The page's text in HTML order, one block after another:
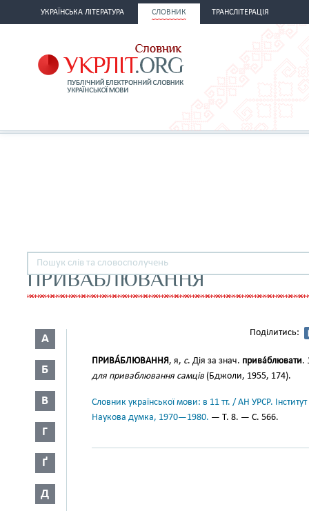
УКРАЇНСЬКА ЛІТЕРАТУРА СЛОВНИК ТРАНСЛІТЕРАЦІЯ
ПРИВАБЛЮВАННЯ
А
Б
В
Г
Ґ
Д
Поділитись:
ПРИВА́БЛЮВАННЯ, я, с. Дія за знач. прива́блювати.
для приваблювання самців (Бджоли, 1955, 174).
Словник української мови: в 11 тт. / АН УРСР.
Наукова думка, 1970—1980. — Т. 8. — С. 566.